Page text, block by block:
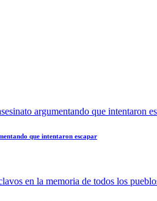
que intentaron escapar